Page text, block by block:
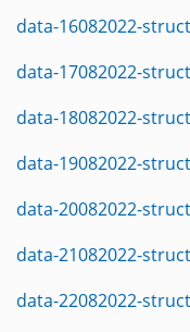
data-16082022-
data-17082022-
data-18082022-
data-19082022-
data-20082022-
data-21082022-
data-22082022-